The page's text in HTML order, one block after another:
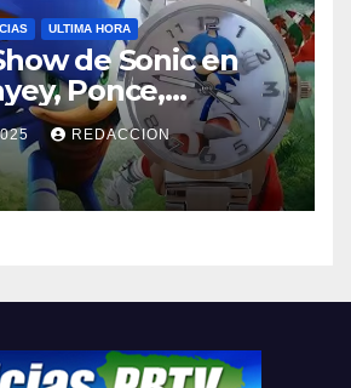
ULTIMA HORA
de Sonic en
Ponce,
y Humacao,
para el que
REDACCION